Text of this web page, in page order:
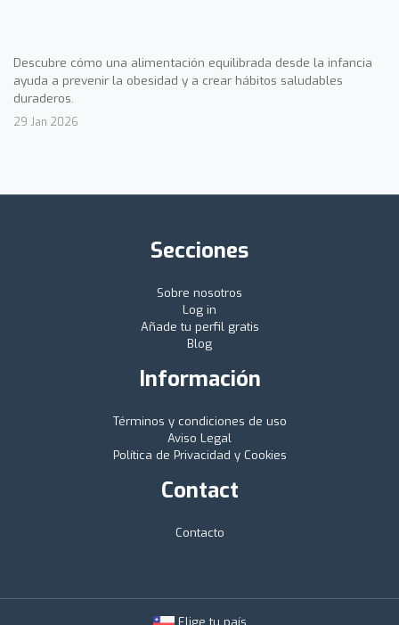
Descubre cómo una alimentación equilibrada desde la infancia
ayuda a prevenir la obesidad y a crear hábitos saludables
duraderos.
29 Jan 2026
Secciones
Sobre nosotros
Log in
Añade tu perfil gratis
Blog
Información
Términos y condiciones de uso
Aviso Legal
Política de Privacidad y Cookies
Contact
Contacto
Elige tu país